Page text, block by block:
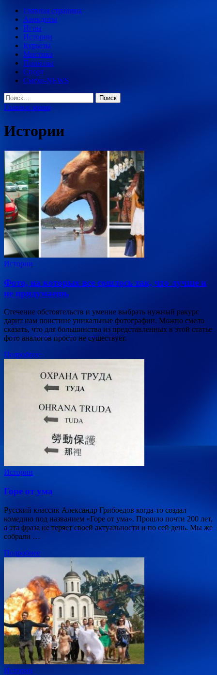
Главная страница
Анекдоты
Игры
Истории
Курьезы
Мистика
Приколы
Спорт
Смехо-NEWS
Найти:
Главное меню
Истории
Истории
Фото, на которых все сошлось так, что лучше и
не придумаешь
Стечение обстоятельств и умение выбрать нужный ракурс
дарит нам поистине уникальные фотографии. Можно смело
сказать, что для большинства из представленных в этой статье
фото аналогов просто не существует.
Подробнее
Истории
Горе от ума
Русский классик Александр Грибоедов когда-то создал
комедию под названием «Горе от ума». Прошло почти 200 лет,
а эта фраза не теряет своей актуальности и по сей день. Мы же
собрали …
Подробнее
Истории